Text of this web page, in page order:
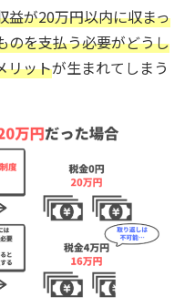
益が20万円以内に収まっ
のを支払う必要がどうし
リットが生まれてしまう